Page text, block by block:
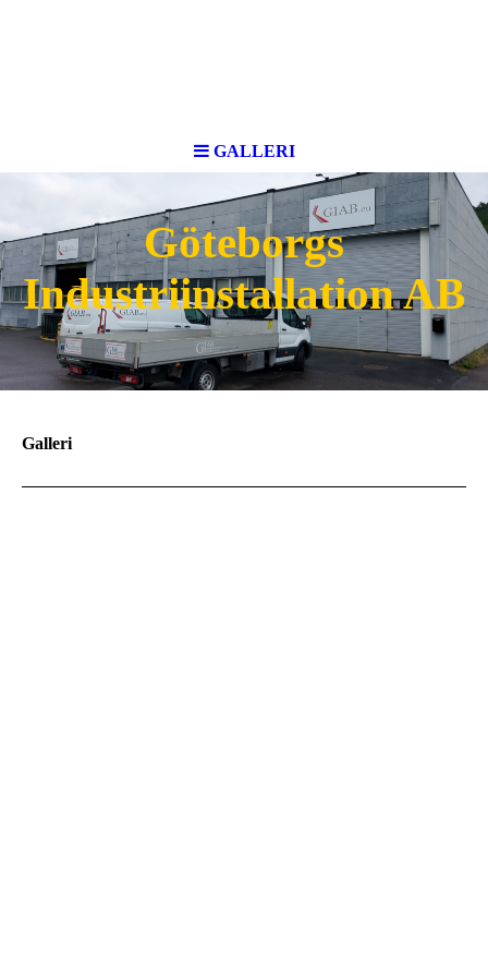
GALLERI
Göteborgs
Industriinstallation AB
Galleri